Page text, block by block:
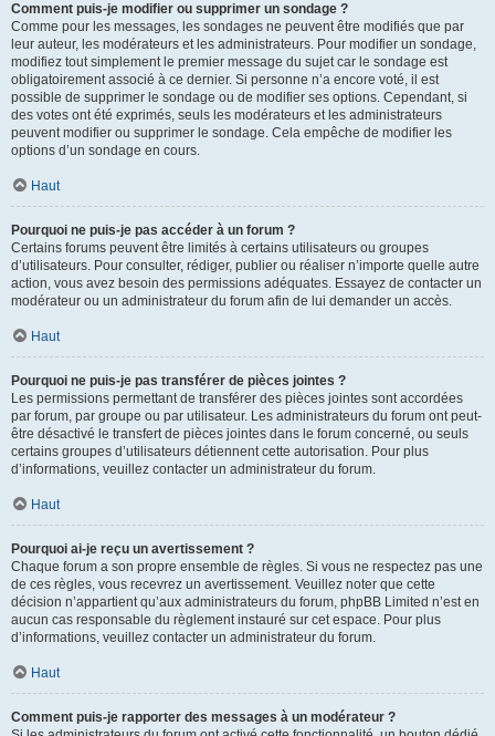
Comment puis-je modifier ou supprimer un sondage ?
Comme pour les messages, les sondages ne peuvent être modifiés que par
leur auteur, les modérateurs et les administrateurs. Pour modifier un sondage,
modifiez tout simplement le premier message du sujet car le sondage est
obligatoirement associé à ce dernier. Si personne n’a encore voté, il est
possible de supprimer le sondage ou de modifier ses options. Cependant, si
des votes ont été exprimés, seuls les modérateurs et les administrateurs
peuvent modifier ou supprimer le sondage. Cela empêche de modifier les
options d’un sondage en cours.
Haut
Pourquoi ne puis-je pas accéder à un forum ?
Certains forums peuvent être limités à certains utilisateurs ou groupes
d’utilisateurs. Pour consulter, rédiger, publier ou réaliser n’importe quelle autre
action, vous avez besoin des permissions adéquates. Essayez de contacter un
modérateur ou un administrateur du forum afin de lui demander un accès.
Haut
Pourquoi ne puis-je pas transférer de pièces jointes ?
Les permissions permettant de transférer des pièces jointes sont accordées
par forum, par groupe ou par utilisateur. Les administrateurs du forum ont peut-
être désactivé le transfert de pièces jointes dans le forum concerné, ou seuls
certains groupes d’utilisateurs détiennent cette autorisation. Pour plus
d’informations, veuillez contacter un administrateur du forum.
Haut
Pourquoi ai-je reçu un avertissement ?
Chaque forum a son propre ensemble de règles. Si vous ne respectez pas une
de ces règles, vous recevrez un avertissement. Veuillez noter que cette
décision n’appartient qu’aux administrateurs du forum, phpBB Limited n’est en
aucun cas responsable du règlement instauré sur cet espace. Pour plus
d’informations, veuillez contacter un administrateur du forum.
Haut
Comment puis-je rapporter des messages à un modérateur ?